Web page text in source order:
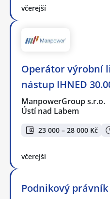
včerejší
Operátor výrobní
nástup IHNED
ManpowerGroup s.r.o.
Ústí nad Labem
23 000 – 28 000 Kč
včerejší
Podnikový právník